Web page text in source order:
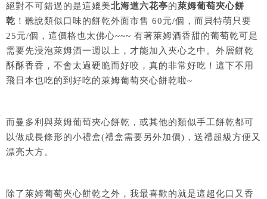
絕對不可錯過的是這媲美北海道六花亭的萊姆葡萄夾心餅
乾 ！聽說類似口味的餅乾外面市售 60元/個，而貝特萌只要
25元/個，這價格也太佛心~~~ 有著萊姆酒香甜的葡萄乾可是
需要先浸泡萊姆酒一週以上，才能加入夾心之中。外層餅乾
酥酥香香，不會太過硬脆而好咬，真的非常好吃！這下不用
飛日本也吃的到好吃的萊姆葡萄夾心餅乾啦~
而曼多利與萊姆葡萄夾心餅乾，或其他的類似手工餅乾都可
以做成長條形的小禮盒(禮盒需要另外加價)，送禮超級方便又
漂亮大方。
除了萊姆葡萄夾心餅乾之外，我最喜歡的就是這超化口又香